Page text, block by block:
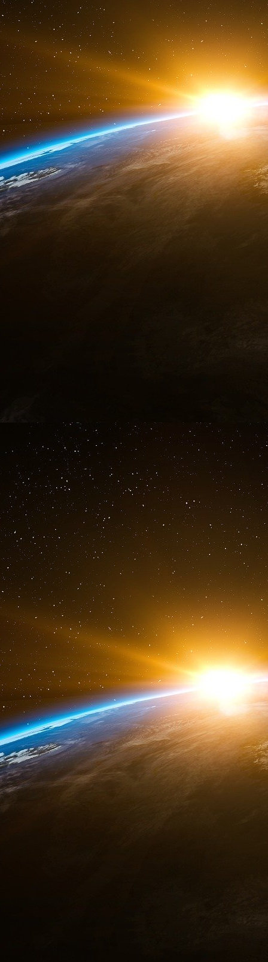
Confrérie des Frères Musulmans, par Morsi
Musulmans.
Une contrepartie de 8 milliards de $ US
américaine d’Obama aux Frères
arriver au pouvoir, après la chute de Hosni
Aujourd’hui, après la chute de Mohamed
peuple égyptien par l’Armée Égyptienne,
américain exige de Barack Obama la
Frères Musulmans.
Un mandat d’arrêt serait déposé en Egypte
membres de son bureau, impliqués dans
document, si l’affaire est prouvée, ils
haute trahison, selon les lois du pays.
Toutefois, il est à noter l’absence de démenti